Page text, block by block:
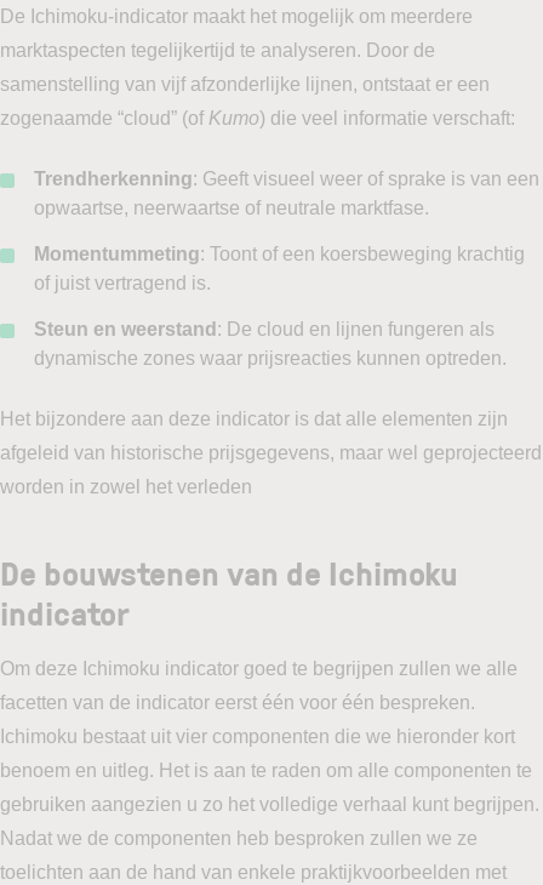
De Ichimoku-indicator maakt het mogelijk om meerdere
marktaspecten tegelijkertijd te analyseren. Door de
samenstelling van vijf afzonderlijke lijnen, ontstaat er een
zogenaamde “cloud” (of Kumo) die veel informatie verschaft:
Trendherkenning: Geeft visueel weer of sprake is van een
opwaartse, neerwaartse of neutrale marktfase.
Momentummeting: Toont of een koersbeweging krachtig
of juist vertragend is.
Steun en weerstand : De cloud en lijnen fungeren als
dynamische zones waar prijsreacties kunnen optreden.
Het bijzondere aan deze indicator is dat alle elementen zijn
afgeleid van historische prijsgegevens, maar wel geprojecteerd
worden in zowel het verleden
De bouwstenen van de Ichimoku
indicator
Om deze Ichimoku indicator goed te begrijpen zullen we alle
facetten van de indicator eerst één voor één bespreken.
Ichimoku bestaat uit vier componenten die we hieronder kort
benoem en uitleg. Het is aan te raden om alle componenten te
gebruiken aangezien u zo het volledige verhaal kunt begrijpen.
Nadat we de componenten heb besproken zullen we ze
toelichten aan de hand van enkele praktijkvoorbeelden met